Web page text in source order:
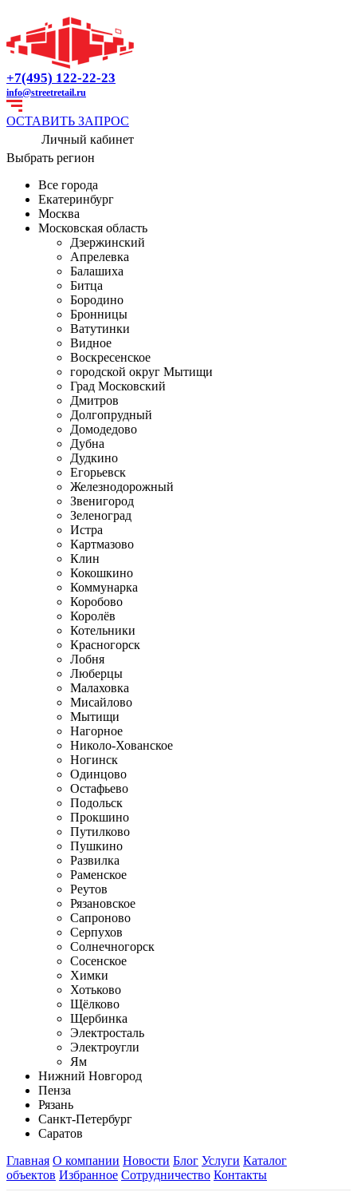
+7(495) 122-22-23
info@streetretail.ru
ОСТАВИТЬ ЗАПРОС
Личный кабинет
Выбрать регион
Все города
Екатеринбург
Москва
Московская область
Дзержинский
Апрелевка
Балашиха
Битца
Бородино
Бронницы
Ватутинки
Видное
Воскресенское
городской округ Мытищи
Град Московский
Дмитров
Долгопрудный
Домодедово
Дубна
Дудкино
Егорьевск
Железнодорожный
Звенигород
Зеленоград
Истра
Картмазово
Клин
Кокошкино
Коммунарка
Коробово
Королёв
Котельники
Красногорск
Лобня
Люберцы
Малаховка
Мисайлово
Мытищи
Нагорное
Николо-Хованское
Ногинск
Одинцово
Остафьево
Подольск
Прокшино
Путилково
Пушкино
Развилка
Раменское
Реутов
Рязановское
Сапроново
Серпухов
Солнечногорск
Сосенское
Химки
Хотьково
Щёлково
Щербинка
Электросталь
Электроугли
Ям
Нижний Новгород
Пенза
Рязань
Санкт-Петербург
Саратов
Главная О компании Новости Блог Услуги Каталог
объектов Избранное Сотрудничество Контакты